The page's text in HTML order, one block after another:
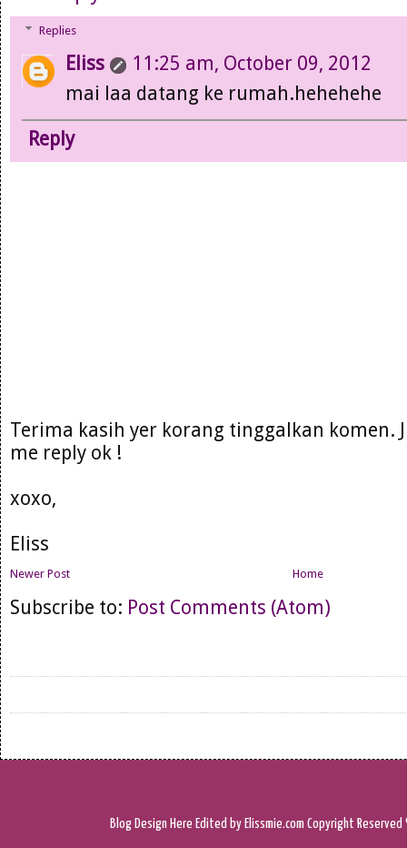
Replies
Eliss
11:25 am, October 09, 2012
mai laa datang ke rumah.hehehehe
Reply
Terima kasih yer korang tinggalkan komen.
me reply ok !
xoxo,
Eliss
Newer Post Home
Subscribe to: Post Comments (Atom)
Blog Design Here Edited by Elissmie.com Copyright Reserved